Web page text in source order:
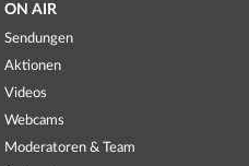
ON AIR
Sendungen
Aktionen
Videos
Webcams
Moderatoren & Team